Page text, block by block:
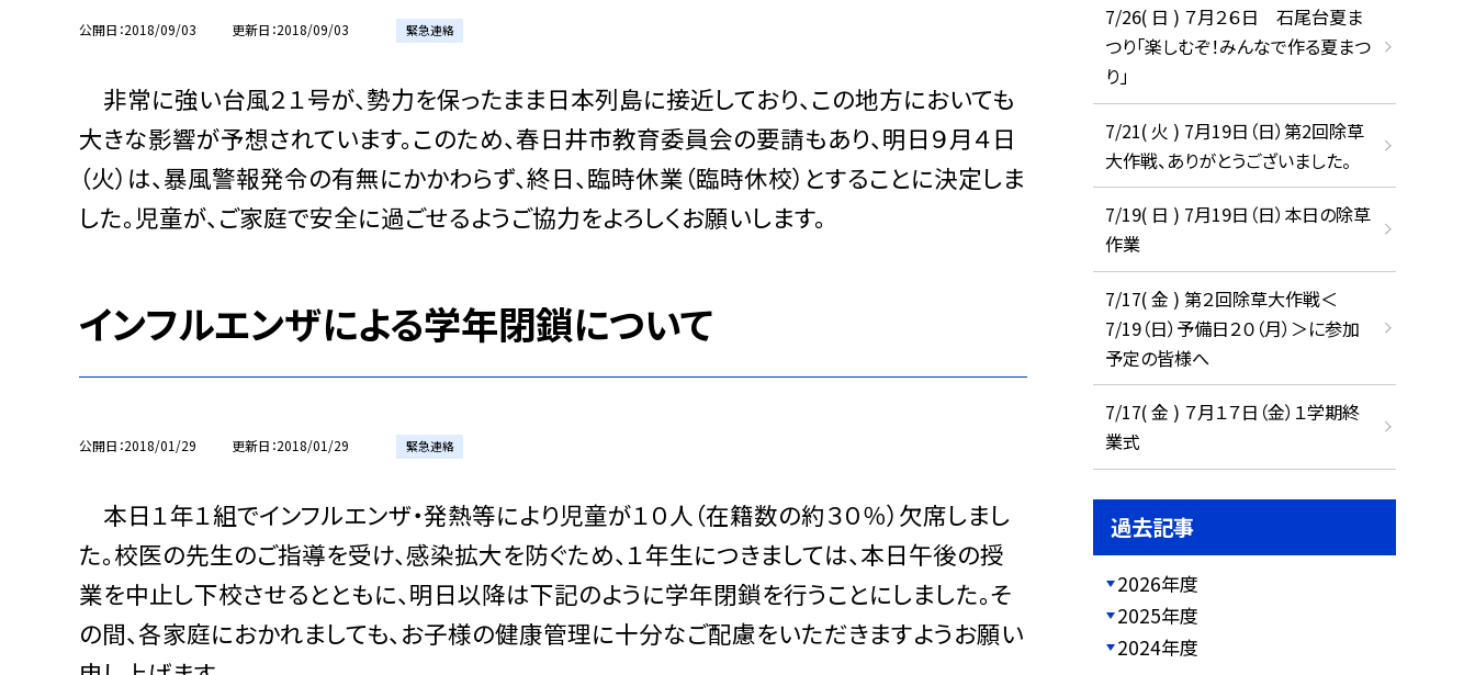
公開日 2018/09/03 更新日 2018/09/03 緊急連絡
非常に強い台風２１号が、勢力を保ったまま日本列島に接近しており、この地方においても
大きな影響が予想されています。このため、春日井市教育委員会の要請もあり、明日９月４日
（火）は、暴風警報発令の有無にかかわらず、終日、臨時休業（臨時休校）とすることに決定しま
した。児童が、ご家庭で安全に過ごせるようご協力をよろしくお願いします。
インフルエンザによる学年閉鎖について
公開日 2018/01/29 更新日 2018/01/29 緊急連絡
本日１年１組でインフルエンザ・発熱等により児童が１０人（在籍数の約３０％）欠席しまし
た。校医の先生のご指導を受け、感染拡大を防ぐため、１年生につきましては、本日午後の授
業を中止し下校させるとともに、明日以降は下記のように学年閉鎖を行うことにしました。そ
の間、各家庭におかれましても、お子様の健康管理に十分なご配慮をいただきますようお願い
7/26( 日 ) ７月２６日 石尾台夏ま
つり「楽しむぞ！みんなで作る夏まつ
り」
7/21( 火 ) 7月19日（日）第2回除草
大作戦、ありがとうございました。
7/19( 日 ) 7月19日（日）本日の除草
作業
7/17( 金 ) 第２回除草大作戦＜
7/19（日）予備日２０（月）＞に参加
予定の皆様へ
7/17( 金 ) ７月１７日（金）１学期終
業式
過去記事
2026年度
2025年度
2024年度